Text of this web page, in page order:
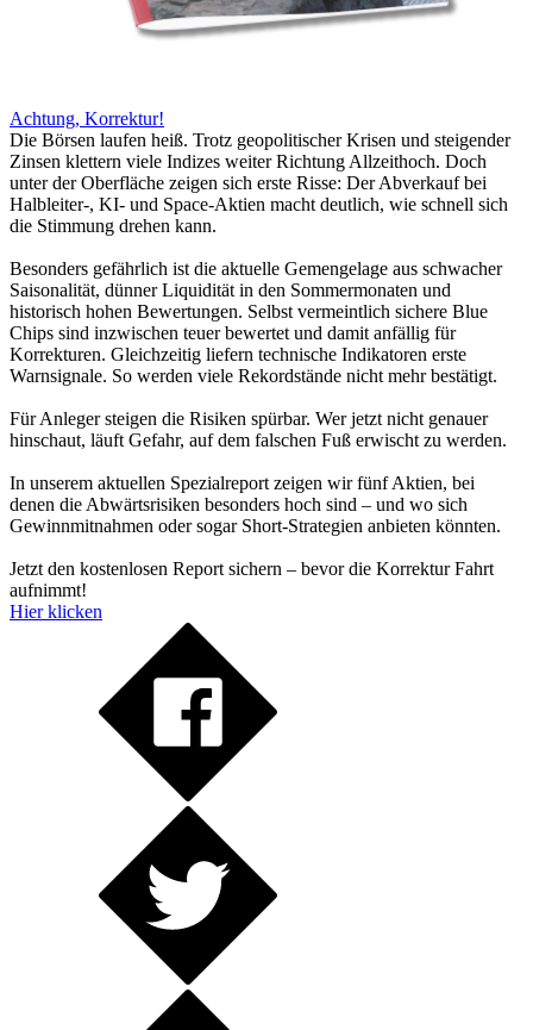
Achtung, Korrektur!
Die Börsen laufen heiß. Trotz geopolitischer Krisen und steigender
Zinsen klettern viele Indizes weiter Richtung Allzeithoch. Doch
unter der Oberfläche zeigen sich erste Risse: Der Abverkauf bei
Halbleiter-, KI- und Space-Aktien macht deutlich, wie schnell sich
die Stimmung drehen kann.
Besonders gefährlich ist die aktuelle Gemengelage aus schwacher
Saisonalität, dünner Liquidität in den Sommermonaten und
historisch hohen Bewertungen. Selbst vermeintlich sichere Blue
Chips sind inzwischen teuer bewertet und damit anfällig für
Korrekturen. Gleichzeitig liefern technische Indikatoren erste
Warnsignale. So werden viele Rekordstände nicht mehr bestätigt.
Für Anleger steigen die Risiken spürbar. Wer jetzt nicht genauer
hinschaut, läuft Gefahr, auf dem falschen Fuß erwischt zu werden.
In unserem aktuellen Spezialreport zeigen wir fünf Aktien, bei
denen die Abwärtsrisiken besonders hoch sind – und wo sich
Gewinnmitnahmen oder sogar Short-Strategien anbieten könnten.
Jetzt den kostenlosen Report sichern – bevor die Korrektur Fahrt
aufnimmt!
Hier klicken